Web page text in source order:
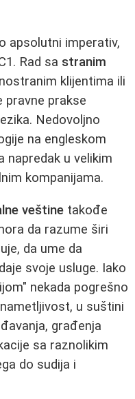
apsolutni imperativ,
Rad sa stranim
klijentima ili
pravne prakse
Nedovoljno
na engleskom
napredak u velikim
kompanijama.
veštine takođe
da razume širi
da ume da
svoje usluge. Iako
nekada pogrešno
u suštini
građenja
sa raznolikim
do sudija i